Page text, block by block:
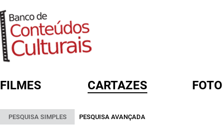
FILMES CARTAZES
PESQUISA SIMPLES PESQUISA AVANÇADA
FORMULÁRIO DE BUSCA